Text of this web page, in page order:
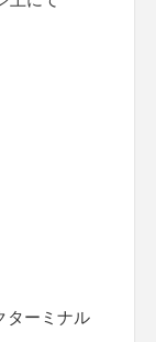
ターミナル